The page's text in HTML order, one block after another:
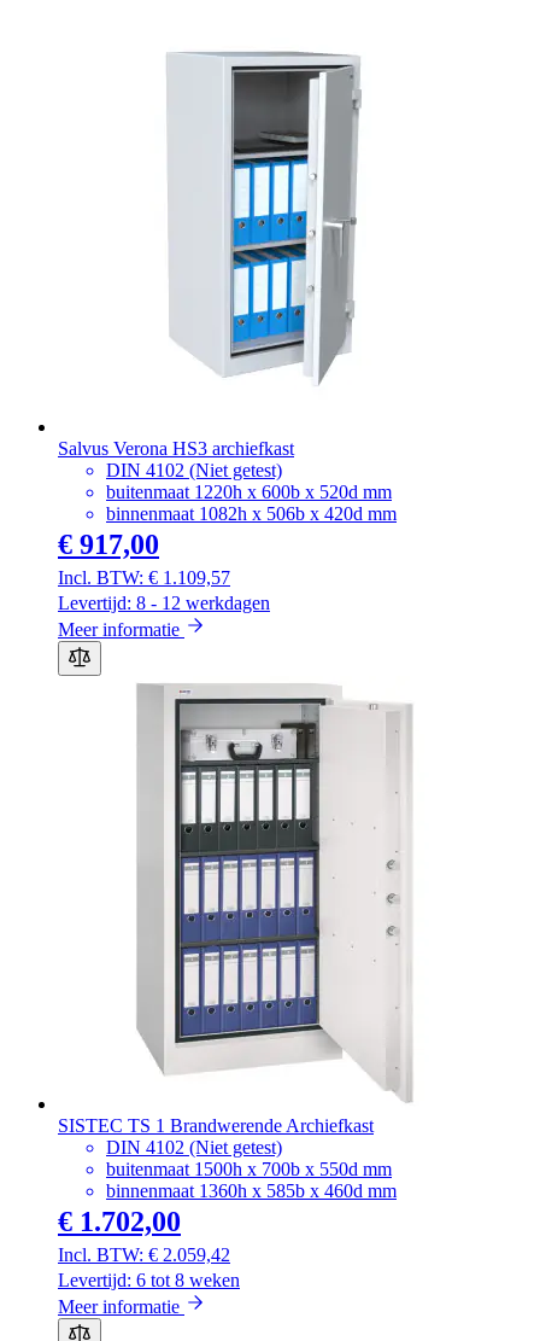
Salvus Verona HS3 archiefkast
DIN 4102 (Niet getest)
buitenmaat 1220h x 600b x 520d mm
binnenmaat 1082h x 506b x 420d mm
€ 1.109,57
€ 917,00
Levertijd: 8 - 12 werkdagen
Meer informatie
SISTEC TS 1 Brandwerende Archiefkast
DIN 4102 (Niet getest)
buitenmaat 1500h x 700b x 550d mm
binnenmaat 1360h x 585b x 460d mm
€ 2.059,42
€ 1.702,00
Levertijd: 6 tot 8 weken
Meer informatie